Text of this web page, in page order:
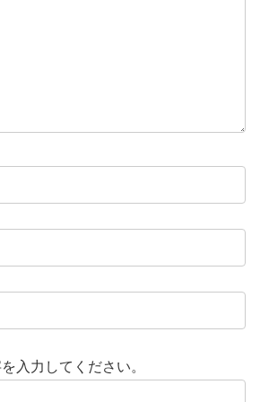
入力してください。